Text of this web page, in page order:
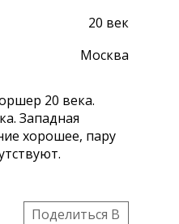
20 век
Москва
20 века.
Западная
хорошее, пару
Поделиться B